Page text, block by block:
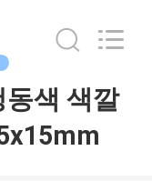
색 색깔